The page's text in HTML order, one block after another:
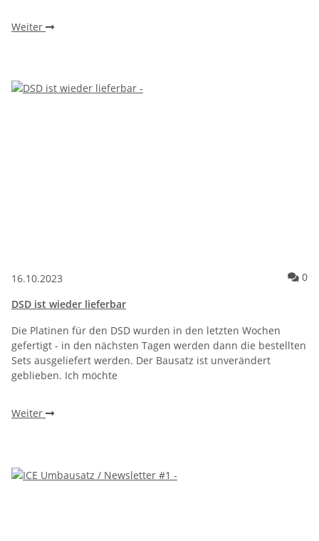
Weiter
16.10.2023 0
DSD ist wieder lieferbar
Die Platinen für den DSD wurden in den letzten Wochen
gefertigt - in den nächsten Tagen werden dann die bestellten
Sets ausgeliefert werden. Der Bausatz ist unverändert
geblieben. Ich möchte
Weiter